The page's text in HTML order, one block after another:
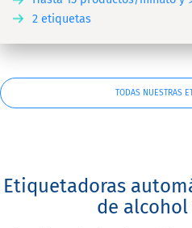
2 etiquetas
TODAS NUESTRAS
Etiquetadoras
de